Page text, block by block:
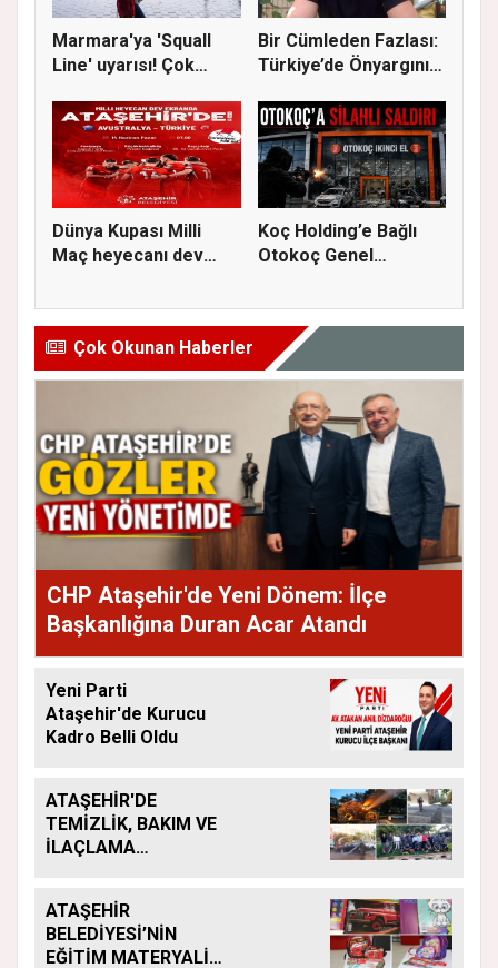
Marmara'ya 'Squall
Line' uyarısı! Çok
Bir Cümleden Fazlası:
Türkiye’de Önyargının
Dünya Kupası Milli
Maç heyecanı dev
Koç Holding’e Bağlı
Otokoç Genel
Çok Okunan Haberler
CHP Ataşehir'de Yeni Dönem: İlçe
Başkanlığına Duran Acar Atandı
Yeni Parti
Ataşehir'de Kurucu
Kadro Belli Oldu
ATAŞEHİR'DE
TEMİZLİK, BAKIM VE
İLAÇLAMA
ATAŞEHİR
BELEDİYESİ’NİN
EĞİTİM MATERYALİ